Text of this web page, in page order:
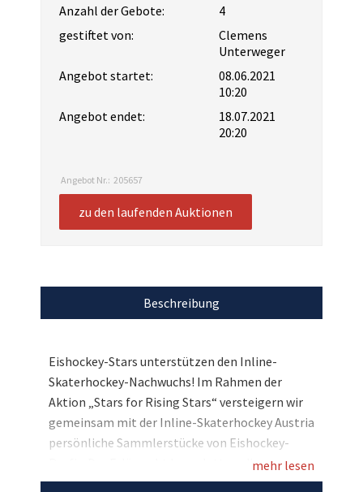
Anzahl der Gebote:
4
gestiftet von:
Clemens
Unterweger
Angebot startet:
08.06.2021
10:20
Angebot endet:
18.07.2021
20:20
Angebot Nr.: 205657
zu den laufenden Auktionen
Beschreibung
Eishockey-Stars unterstützen den Inline-
Skaterhockey-Nachwuchs! Im Rahmen der
Aktion „Stars for Rising Stars“ versteigern wir
gemeinsam mit der Inline-Skaterhockey Austria
persönliche Sammlerstücke von Eishockey-
Profis. Der Erlös geht komplett an die
Nachwuchsteams des Inline-Skaterhockey-
mehr lesen